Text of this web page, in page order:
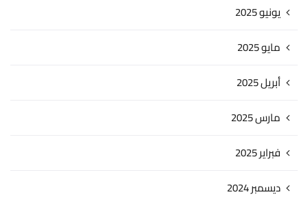
يونيو 2025
مايو 2025
أبريل 2025
مارس 2025
فبراير 2025
ديسمبر 2024